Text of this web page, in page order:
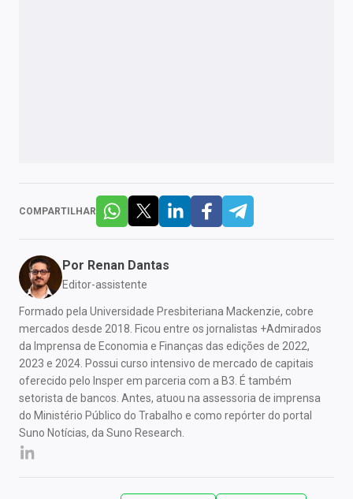
COMPARTILHAR
Por Renan Dantas
Editor-assistente
Formado pela Universidade Presbiteriana Mackenzie, cobre
mercados desde 2018. Ficou entre os jornalistas +Admirados
da Imprensa de Economia e Finanças das edições de 2022,
2023 e 2024. Possui curso intensivo de mercado de capitais
oferecido pelo Insper em parceria com a B3. É também
setorista de bancos. Antes, atuou na assessoria de imprensa
do Ministério Público do Trabalho e como repórter do portal
Suno Notícias, da Suno Research.